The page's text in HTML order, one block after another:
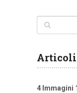
4 Immagini